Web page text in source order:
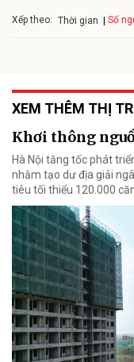
Xếp theo: Thời gian Số
XEM THÊM THỊ
Khơi thông
Hà Nội tăng tốc phát
nhằm tạo dư địa giải
tiêu tối thiểu 120.000